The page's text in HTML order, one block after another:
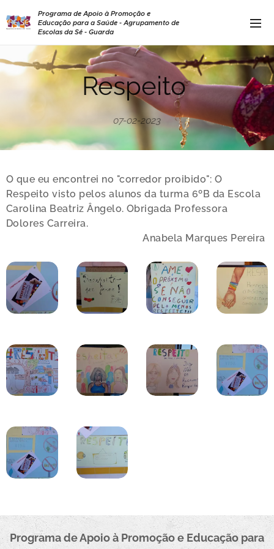
Programa de Apoio à Promoção e
Educação para a Saúde - Agrupamento de
Escolas da Sé - Guarda
Respeito
07-02-2023
O que eu encontrei no "corredor proibido": O
Respeito visto pelos alunos da turma 6ºB da Escola
Carolina Beatriz Ângelo. Obrigada Professora
Dolores Carreira.
Anabela Marques Pereira
Programa de Apoio à Promoção e Educação para